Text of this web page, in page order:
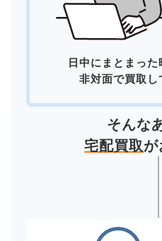
日中にまとまった
非対面で買取し
そんな
宅配買取が